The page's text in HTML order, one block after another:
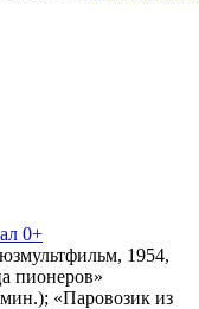
0+
1954,
пионеров»
«Паровозик из